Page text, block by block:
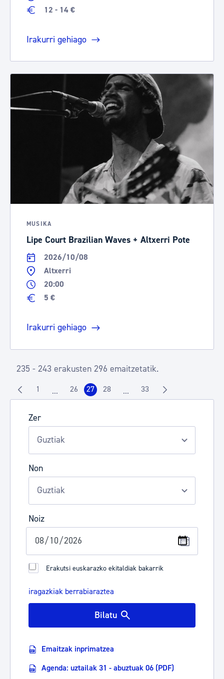
Zer
Non
Noiz
Erakutsi euskarazko ekitaldiak bakarrik
iragazkiak berrabiaraztea
Bilatu
Emaitzak inprimatzea
Agenda: uztailak 31 - abuztuak 06 (PDF)
12 - 14 €
Irakurri gehiago
MUSIKA
Lipe Court Brazilian Waves + Altxerri Pote
2026/10/08
Altxerri
20:00
5 €
Irakurri gehiago
235 - 243 erakusten 296 emaitzetatik.
Orrialdea
1 ...Intermediate Pages Use TAB to navigate.
Orrialdea
26 Orrialdea
27 Orrialdea
28 ...Intermediate Pages Use TAB
Orrialdea
33